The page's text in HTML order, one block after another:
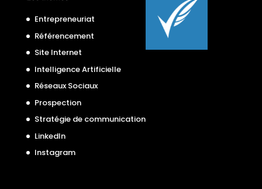
Entrepreneuriat
Référencement
Site Internet
Intelligence Artificielle
Réseaux Sociaux
Prospection
Stratégie de communication
LinkedIn
Instagram